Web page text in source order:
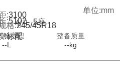
单位:mm
:5102 5座
4门
:3100
格:245/45R18
:标配
舱容积
--L
整备质量
--kg